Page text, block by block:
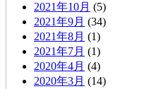
2021年10月 (5)
2021年9月 (34)
2021年8月 (1)
2021年7月 (1)
2020年4月 (4)
2020年3月 (14)